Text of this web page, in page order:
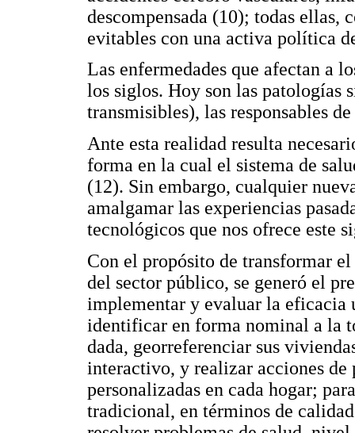
descompensada (10); todas ellas,
evitables con una activa política
Las enfermedades que afectan a
los siglos. Hoy son las patologías
transmisibles), las responsables
Ante esta realidad resulta
forma en la cual el sistema de
(12). Sin embargo, cualquier
amalgamar las experiencias
tecnológicos que nos ofrece este
Con el propósito de transformar
del sector público, se generó el
implementar y evaluar la eficacia
identificar en forma nominal a la
dada, georreferenciar sus
interactivo, y realizar acciones
personalizadas en cada hogar;
tradicional, en términos de